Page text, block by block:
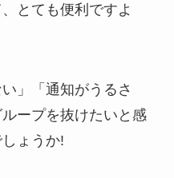
とても便利ですよ
」「通知がうるさ
ープを抜けたいと感
ょうか!